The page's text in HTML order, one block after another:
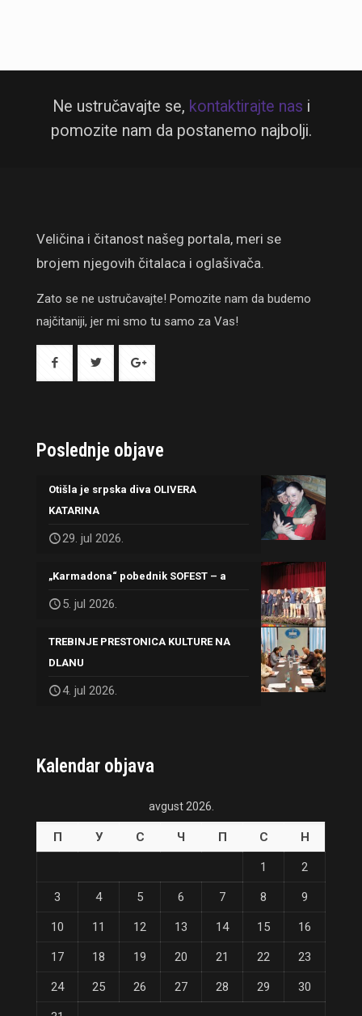
Ne ustručavajte se, kontaktirajte nas i
pomozite nam da postanemo najbolji.
Veličina i čitanost našeg portala, meri se
brojem njegovih čitalaca i oglašivača.
Zato se ne ustručavajte! Pomozite nam da budemo
najčitaniji, jer mi smo tu samo za Vas!
Poslednje objave
Otišla je srpska diva OLIVERA
KATARINA
29. jul 2026.
„Karmadona“ pobednik SOFEST – a
5. jul 2026.
TREBINJE PRESTONICA KULTURE NA
DLANU
4. jul 2026.
Kalendar objava
avgust 2026.
П У С Ч П С Н
1 2
3 4 5 6 7 8 9
10 11 12 13 14 15 16
17 18 19 20 21 22 23
24 25 26 27 28 29 30